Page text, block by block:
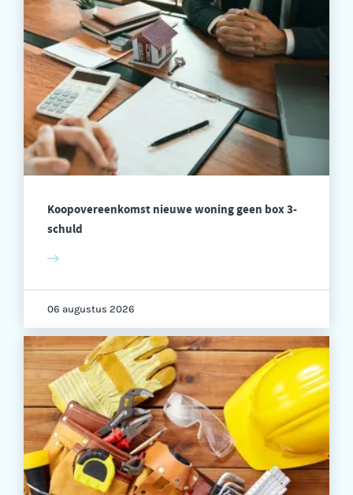
Koopovereenkomst nieuwe woning geen box 3-
schuld
06 augustus 2026